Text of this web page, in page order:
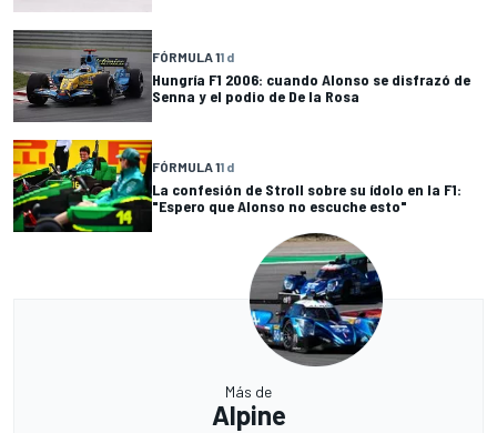
FÓRMULA 11 d
Hungría F1 2006: cuando Alonso se disfrazó de
Senna y el podio de De la Rosa
FÓRMULA 11 d
La confesión de Stroll sobre su ídolo en la F1:
"Espero que Alonso no escuche esto"
Más de
Alpine